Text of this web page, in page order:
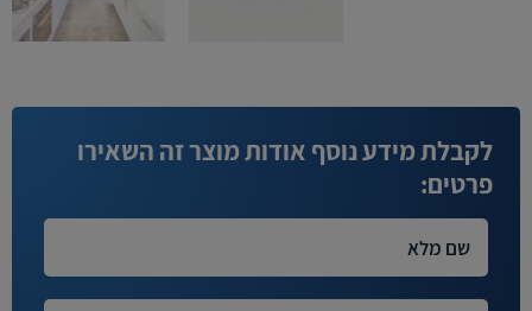
לקבלת מידע נוסף אודות מוצר זה השאירו
פרטים: